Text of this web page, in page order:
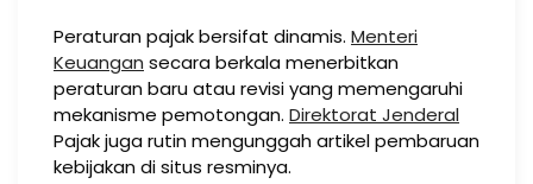
Peraturan pajak bersifat dinamis. Menteri
Keuangan secara berkala menerbitkan
peraturan baru atau revisi yang memengaruhi
mekanisme pemotongan. Direktorat Jenderal
Pajak juga rutin mengunggah artikel pembaruan
kebijakan di situs resminya.